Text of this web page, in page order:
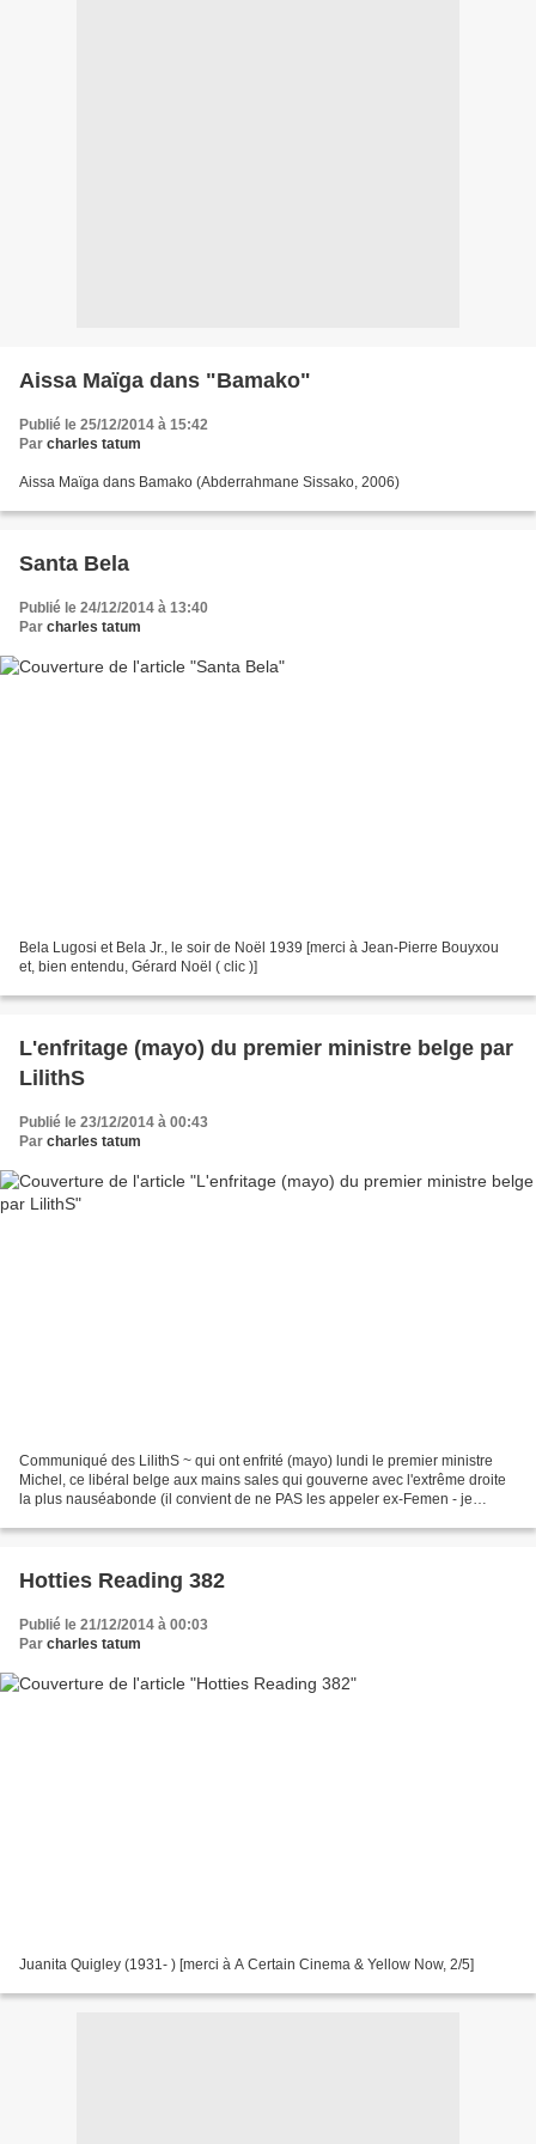
Aissa Maïga dans "Bamako"
Publié le 25/12/2014 à 15:42
Par charles tatum
Aissa Maïga dans Bamako (Abderrahmane Sissako, 2006)
Santa Bela
Publié le 24/12/2014 à 13:40
Par charles tatum
Bela Lugosi et Bela Jr., le soir de Noël 1939 [merci à Jean-Pierre Bouyxou
et, bien entendu, Gérard Noël ( clic )]
L'enfritage (mayo) du premier ministre belge par
LilithS
Publié le 23/12/2014 à 00:43
Par charles tatum
Communiqué des LilithS ~ qui ont enfrité (mayo) lundi le premier ministre
Michel, ce libéral belge aux mains sales qui gouverne avec l'extrême droite
la plus nauséabonde (il convient de ne PAS les appeler ex-Femen - je
Hotties Reading 382
Publié le 21/12/2014 à 00:03
Par charles tatum
Juanita Quigley (1931- ) [merci à A Certain Cinema & Yellow Now, 2/5]